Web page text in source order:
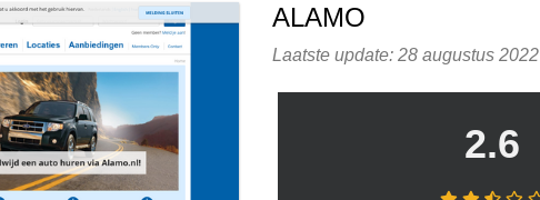
ALAMO
Laatste update: 28 augustus 2022
2.6